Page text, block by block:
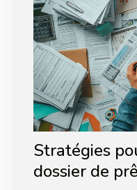
Stratégies
dossier de